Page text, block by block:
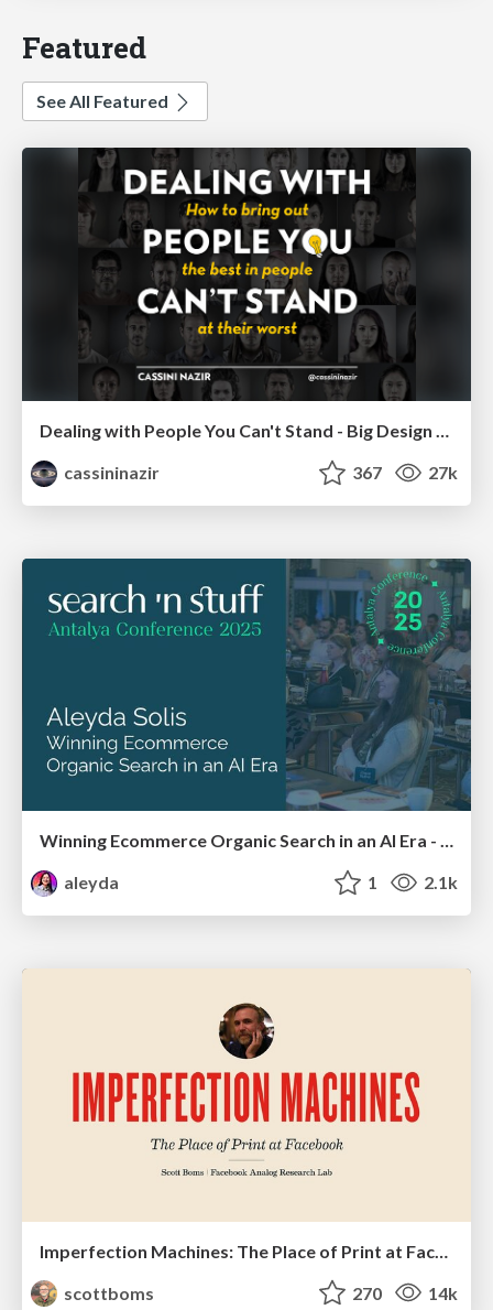
Featured
See All Featured
cassininazir
367 27k
Winning Ecommerce Organic Search in an AI Era - #searchnstuff2025
aleyda
1 2.1k
scottboms
270 14k